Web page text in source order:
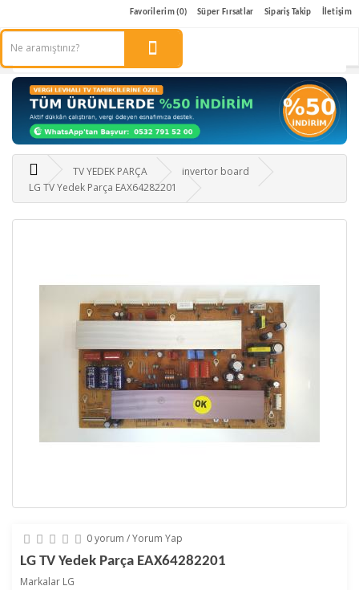
Favorilerim (0) Süper Fırsatlar Sipariş Takip İletişim
TV YEDEK PARÇA
invertor board
LG TV Yedek Parça EAX64282201
0 yorum /Yorum Yap
LG TV Yedek Parça EAX64282201
Markalar LG